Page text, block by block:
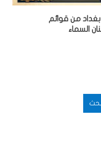
من قوائم
السماء